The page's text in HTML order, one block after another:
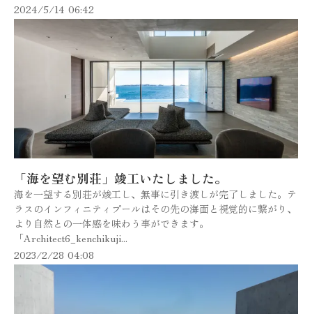
2024/5/14 06:42
「海を望む別荘」竣工いたしました。
海を一望する別荘が竣工し、無事に引き渡しが完了しました。テ
ラスのインフィニティプールはその先の海面と視覚的に繋がり、
より自然との一体感を味わう事ができます。
「Architect6_kenchikuji...
2023/2/28 04:08